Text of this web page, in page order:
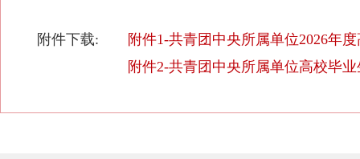
附件下载:
附件1-共青团中央所属单位2026年
附件2-共青团中央所属单位高校毕